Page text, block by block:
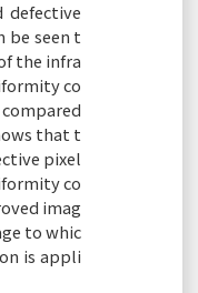
defective
be seen t
the infra
co
that t
pixel
co
imag
to whic
is appli